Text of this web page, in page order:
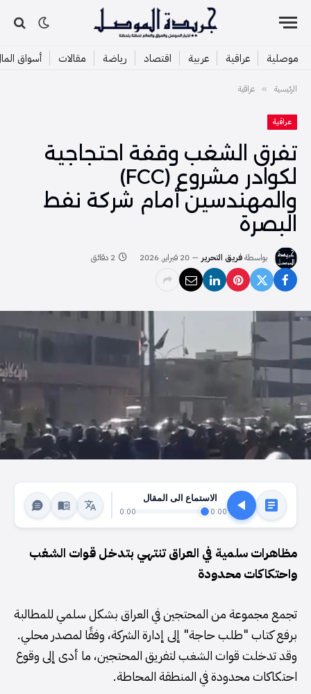
موصلية عراقية عربية اقتصاد رياضة مقالات أسواق
الرئيسية » عراقية
عراقية
تفرق الشغب وقفة احتجاجية
لكوادر مشروع (FCC)
والمهندسين أمام شركة نفط
البصرة
بواسطةفريق التحرير 20 فبراير, 2026 2 دقائق
الاستماع الى المقال
0:00
0:00
مظاهرات سلمية في العراق تنتهي بتدخل قوات الشغب
واحتكاكات محدودة
تجمع مجموعة من المحتجين في العراق بشكل سلمي للمطالبة
برفع كتاب "طلب حاجة" إلى إدارة الشركة، وفقًا لمصدر محلي.
وقد تدخلت قوات الشغب لتفريق المحتجين، ما أدى إلى وقوع
احتكاكات محدودة في المنطقة المحاطة.